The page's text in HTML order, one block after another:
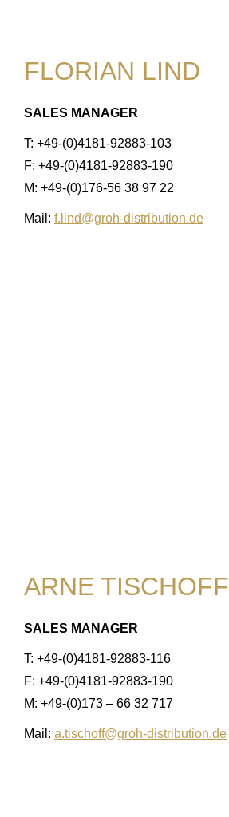
FLORIAN LIND
SALES MANAGER
T: +49-(0)4181-92883-103
F: +49-(0)4181-92883-190
M: +49-(0)176-56 38 97 22
Mail: f.lind@groh-distribution.de
ARNE TISCHOFF
SALES MANAGER
T: +49-(0)4181-92883-116
F: +49-(0)4181-92883-190
M: +49-(0)173 – 66 32 717
Mail: a.tischoff@groh-distribution.de